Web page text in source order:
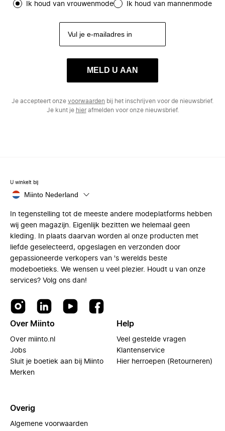
Ik houd van vrouwenmode Ik houd van mannenmode
MELD U AAN
Je accepteert onze voorwaarden bij het inschrijven voor de nieuwsbrief.
Je kunt je hierafmelden voor onze nieuwsbrief.
U winkelt bij
Miinto Nederland
In tegenstelling tot de meeste andere modeplatforms hebben
wij geen magazijn. Eigenlijk bezitten we helemaal geen
kleding. In plaats daarvan worden al onze producten met
liefde geselecteerd, opgeslagen en verzonden door
gepassioneerde verkopers van 's werelds beste
modeboetieks. We wensen u veel plezier. Houdt u van onze
services? Volg ons dan!
Over Miinto
Over miinto.nl
Jobs
Sluit je boetiek aan bij Miinto
Merken
Help
Veel gestelde vragen
Klantenservice
Hier herroepen (Retourneren)
Overig
Algemene voorwaarden